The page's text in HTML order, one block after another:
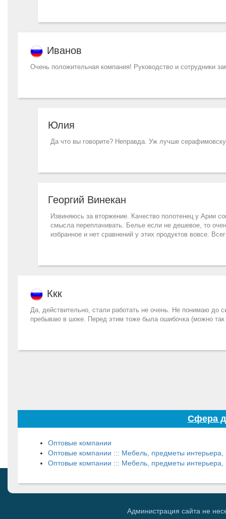
Иванов
Очень положительная компания! Руководство и сотрудники
Юлия
Да что вы говорите? Неправда. Уж лучше
Георгий Винекан
Извиняюсь за вторжение. Качество полотенец у Арии
смысла переплачивать. Белье если не дешевое, то
избранное и нет сравнений у этих продуктов вовсе.
Ккк
Да, действительно, стали работать не очень. Не понимаю до
пребываю в шоке. Перед этим тоже была ошибочка (можно так
Сфера
Оптовые компании
Оптовые компании ::: Мебель, предметы интерьера,
Оптовые компании ::: Мебель, предметы
Администрация сайта не